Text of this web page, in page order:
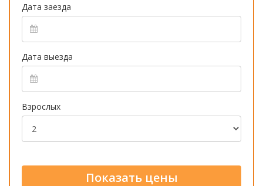
Дата заезда
Дата выезда
Взрослых